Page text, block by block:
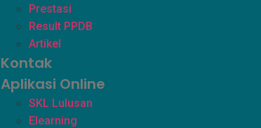
Prestasi
Result PPDB
Artikel
Kontak
Aplikasi Online
SKL Lulusan
Elearning